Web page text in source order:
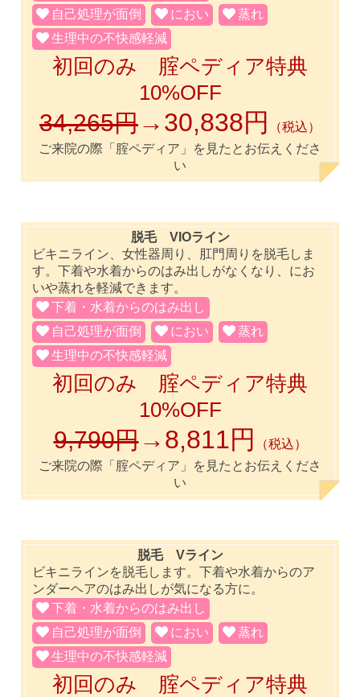
自己処理が面倒 におい
蒸れ
生理中の不快感軽減
初回のみ 腟ペディア特典
10%OFF
34,265円→30,838円
（税込）
ご来院の際「腟ペディア」を見たとお伝えくださ
い
脱毛 VIOライン
ビキニライン、女性器周り、肛門周りを脱毛しま
す。下着や水着からのはみ出しがなくなり、にお
いや蒸れを軽減できます。
下着・水着からのはみ出し
自己処理が面倒
におい
蒸れ
生理中の不快感軽減
初回のみ 腟ペディア特典
10%OFF
9,790円→8,811円
（税込）
ご来院の際「腟ペディア」を見たとお伝えくださ
い
脱毛 Vライン
ビキニラインを脱毛します。下着や水着からのア
ンダーヘアのはみ出しが気になる方に。
下着・水着からのはみ出し
自己処理が面倒
におい
蒸れ
生理中の不快感軽減
初回のみ 腟ペディア特典